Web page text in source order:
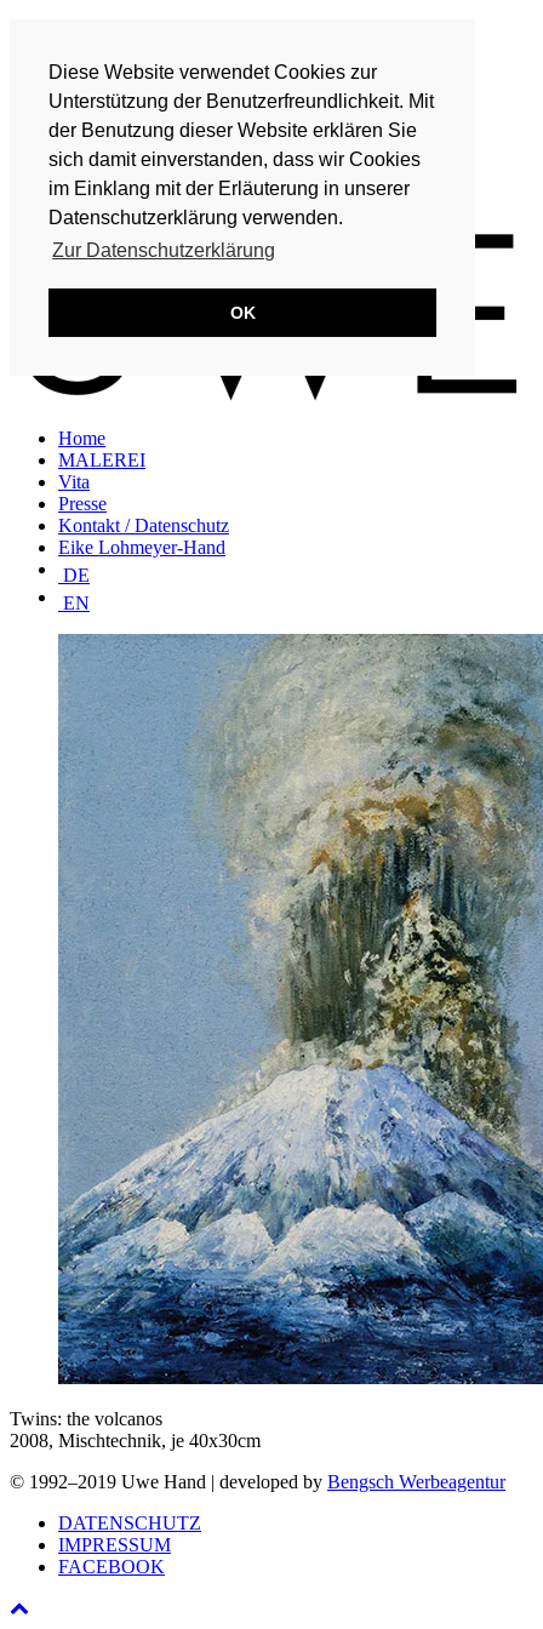
Diese Website verwendet Cookies zur
Unterstützung der Benutzerfreundlichkeit. Mit
der Benutzung dieser Website erklären Sie
sich damit einverstanden, dass wir Cookies
im Einklang mit der Erläuterung in unserer
Datenschutzerklärung verwenden.
Zur Datenschutzerklärung
OK
Vita
Presse
Kontakt / Datenschutz
Eike Lohmeyer-Hand
DE
EN
Home
MALEREI
Vita
Presse
Kontakt / Datenschutz
Eike Lohmeyer-Hand
DE
EN
Twins: the volcanos
2008, Mischtechnik, je 40x30cm
© 1992–2019 Uwe Hand | developed by Bengsch Werbeagentur
DATENSCHUTZ
IMPRESSUM
FACEBOOK